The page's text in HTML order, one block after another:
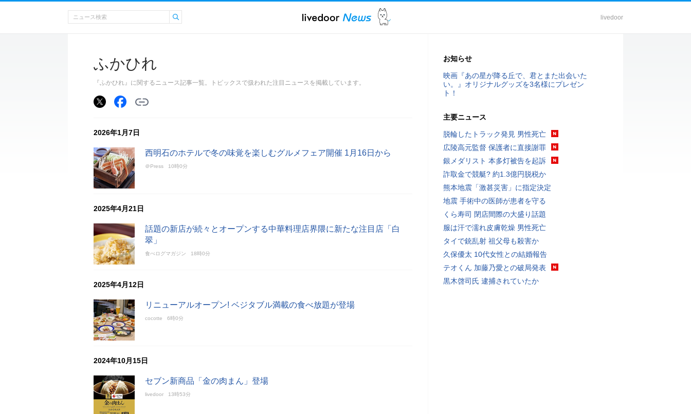
livedoor
ふかひれ
『ふかひれ』に関するニュース記事一覧。トピックスで扱われた注目ニュースを掲載しています。
2026年1月7日
西明石のホテルで冬の味覚を楽しむグルメフェア開催 1月16日から
＠Press 10時0分
2025年4月21日
話題の新店が続々とオープンする中華料理店界隈に新たな注目店「白
翠」
食べログマガジン 18時0分
2025年4月12日
リニューアルオープン! ベジタブル満載の食べ放題が登場
cocotte 6時0分
2024年10月15日
セブン新商品「金の肉まん」登場
livedoor 13時53分
お知らせ
映画『あの星が降る丘で、君とまた出会いた
い。』オリジナルグッズを3名様にプレゼン
ト！
主要ニュース
脱輪したトラック発見 男性死亡
広陵高元監督 保護者に直接謝罪
銀メダリスト 本多灯被告を起訴
詐取金で競艇? 約1.3億円脱税か
熊本地震「激甚災害」に指定決定
地震 手術中の医師が患者を守る
くら寿司 閉店間際の大盛り話題
服は汗で濡れ皮膚乾燥 男性死亡
タイで銃乱射 祖父母も殺害か
久保優太 10代女性との結婚報告
テオくん 加藤乃愛との破局発表
黒木啓司氏 逮捕されていたか